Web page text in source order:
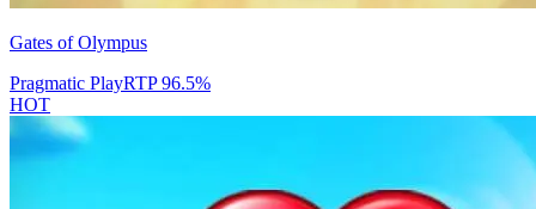
Gates of Olympus
Pragmatic PlayRTP96.5%
HOT